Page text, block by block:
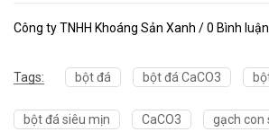
Công ty TNHH Khoáng Sản Xanh / 0 Bình
Tags: bột đá bột đá CaCO3
bột đá siêu mịn CaCO3 gạch con